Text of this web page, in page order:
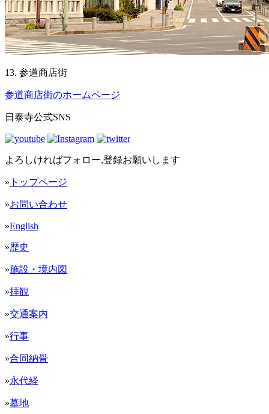
13. 参道商店街
参道商店街のホームページ
日泰寺公式SNS
よろしければフォロー,登録お願いします
» トップページ
»お問い合わせ
»English
»歴史
»施設・境内図
»拝観
»交通案内
»行事
»合同納骨
»永代経
»墓地